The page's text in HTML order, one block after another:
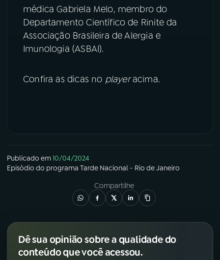
médica Gabriela Melo, membro do
Departamento Científico de Rinite da
Associação Brasileira de Alergia e
Imunologia (ASBAI).
Confira as dicas no playeracima.
Publicado em10/04/2024
Episódio do programa Tarde Nacional - Rio de Janeiro
Compartilhe
Dê sua opinião sobre a qualidade do
conteúdo que você acessou.